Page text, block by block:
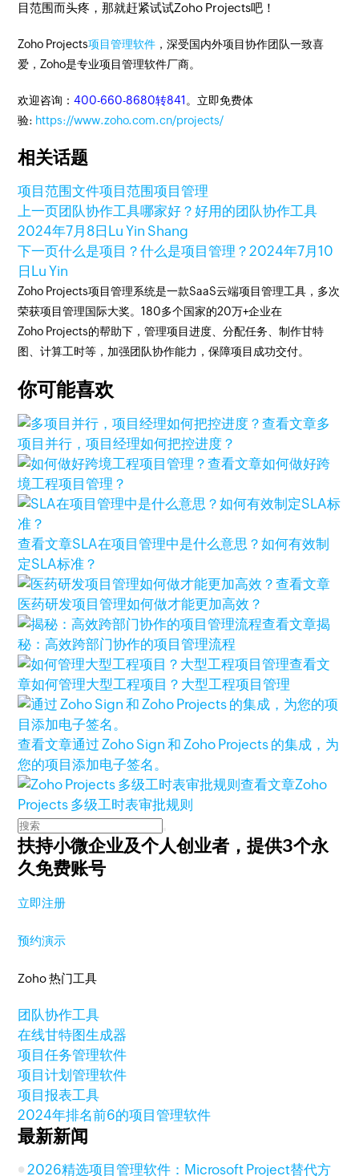
目范围而头疼，那就赶紧试试Zoho Projects吧！
Zoho Projects项目管理软件 ，深受国内外项目协作团队一致喜
爱，Zoho是专业项目管理软件厂商。
欢迎咨询：400-660-8680转841 。立即免费体
验: https://www.zoho.com.cn/projects/
相关话题
项目范围文件项目范围项目管理
上一页团队协作工具哪家好？好用的团队协作工具
2024年7月8日 Lu Yin Shang
下一页什么是项目？什么是项目管理？2024年7月10
日 Lu Yin
Zoho Projects项目管理系统是一款SaaS云端项目管理工具，多次
荣获项目管理国际大奖。180多个国家的20万+企业在
Zoho Projects的帮助下，管理项目进度、分配任务、制作甘特
图、计算工时等，加强团队协作能力，保障项目成功交付。
你可能喜欢
查看文章多
项目并行，项目经理如何把控进度？
查看文章如何做好跨
境工程项目管理？
查看文章SLA在项目管理中是什么意思？如何有效制
定SLA标准？
查看文章
医药研发项目管理如何做才能更加高效？
查看文章揭
秘：高效跨部门协作的项目管理流程
查看文
章如何管理大型工程项目？大型工程项目管理
查看文章通过 Zoho Sign 和 Zoho Projects 的集成，为
您的项目添加电子签名。
查看文章Zoho
Projects 多级工时表审批规则
扶持小微企业及个人创业者，提供3个永
久免费账号
立即注册
预约演示
Zoho 热门工具
团队协作工具
在线甘特图生成器
项目任务管理软件
项目计划管理软件
项目报表工具
2024年排名前6的项目管理软件
最新新闻
2026精选项目管理软件：Microsoft Project替代方